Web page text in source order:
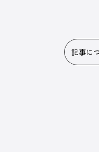
記事に